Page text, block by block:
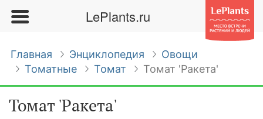
LePlants.ru
Главная Энциклопедия
Овощи
Томатные
Томат Томат 'Ракета'
Томат 'Ракета'